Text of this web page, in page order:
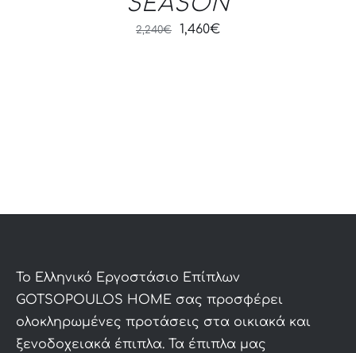
2,240€
Original
1,460€Current
To Ελληνικό Εργοστάσιο Επίπλων
GOTSOPOULOS HOME σας προσφέρει
ολοκληρωμένες προτάσεις στα οικιακά και
ξενοδοχειακά έπιπλα. Τα έπιπλα μας